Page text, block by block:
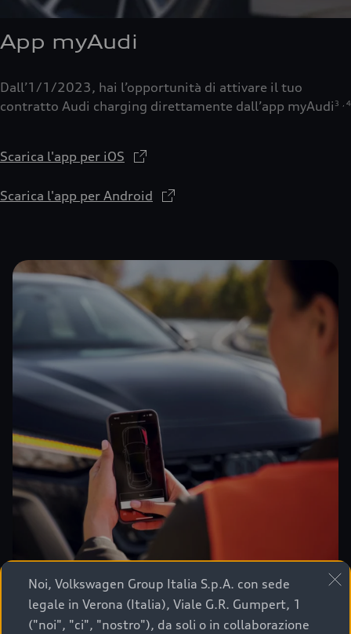
App myAudi
Dall’1/1/2023, hai l’opportunità di attivare il tuo
contratto Audi charging direttamente dall’app myAudi 3 4
Scarica l'app per iOS
Scarica l'app per Android
Tutto sotto controllo.
Noi, Volkswagen Group Italia S.p.A. con sede
legale in Verona (Italia), Viale G.R. Gumpert, 1
("noi", "ci", "nostro"), da soli o in collaborazione